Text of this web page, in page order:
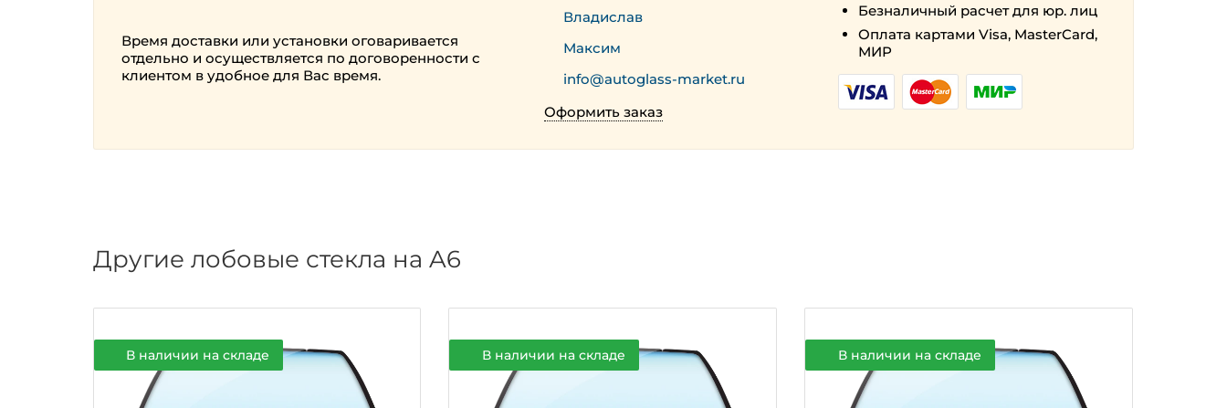
Время доставки или установки оговаривается
отдельно и осуществляется по договоренности с
клиентом в удобное для Вас время.
Владислав
Максим
info@autoglass-market.ru
Оформить заказ
Безналичный расчет для юр. лиц
Оплата картами Visa, MasterCard,
МИР
Другие лобовые стекла на A6
В наличии на складе В наличии на складе В наличии на складе